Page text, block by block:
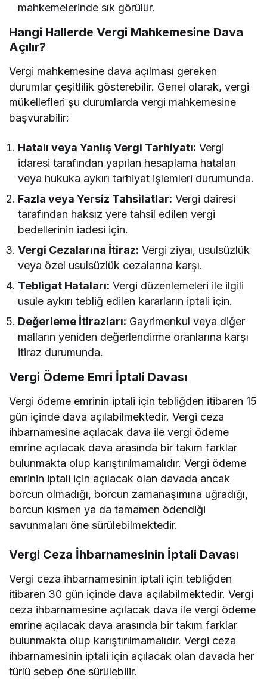
mahkemelerinde sık görülür.
Hangi Hallerde Vergi Mahkemesine Dava
Açılır?
Vergi mahkemesine dava açılması gereken
durumlar çeşitlilik gösterebilir. Genel olarak, vergi
mükellefleri şu durumlarda vergi mahkemesine
başvurabilir:
Hatalı veya Yanlış Vergi Tarhiyatı: Vergi
idaresi tarafından yapılan hesaplama hataları
veya hukuka aykırı tarhiyat işlemleri durumunda.
Fazla veya Yersiz Tahsilatlar: Vergi dairesi
tarafından haksız yere tahsil edilen vergi
bedellerinin iadesi için.
Vergi Cezalarına İtiraz: Vergi ziyaı, usulsüzlük
veya özel usulsüzlük cezalarına karşı.
Tebligat Hataları: Vergi düzenlemeleri ile ilgili
usule aykırı tebliğ edilen kararların iptali için.
Değerleme İtirazları: Gayrimenkul veya diğer
malların yeniden değerlendirme oranlarına karşı
itiraz durumunda.
Vergi Ödeme Emri İptali Davası
Vergi ödeme emrinin iptali için tebliğden itibaren 15
gün içinde dava açılabilmektedir. Vergi ceza
ihbarnamesine açılacak dava ile vergi ödeme
emrine açılacak dava arasında bir takım farklar
bulunmakta olup karıştırılmamalıdır. Vergi ödeme
emrinin iptali için açılacak olan davada ancak
borcun olmadığı, borcun zamanaşımına uğradığı,
borcun kısmen ya da tamamen ödendiği
savunmaları öne sürülebilmektedir.
Vergi Ceza İhbarnamesinin İptali Davası
Vergi ceza ihbarnamesinin iptali için tebliğden
itibaren 30 gün içinde dava açılabilmektedir. Vergi
ceza ihbarnamesine açılacak dava ile vergi ödeme
emrine açılacak dava arasında bir takım farklar
bulunmakta olup karıştırılmamalıdır. Vergi ceza
ihbarnamesinin iptali için açılacak olan davada her
türlü sebep öne sürülebilir.